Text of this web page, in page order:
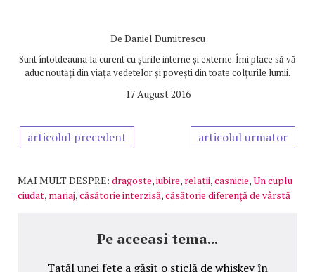
De Daniel Dumitrescu
Sunt întotdeauna la curent cu știrile interne și externe. Îmi place să vă
aduc noutăți din viața vedetelor și povești din toate colțurile lumii.
17 August 2016
articolul precedent articolul urmator
MAI MULT DESPRE: dragoste,iubire, relatii,casnicie,Un cuplu
ciudat, mariaj,căsătorie interzisă,căsătorie diferenţă de vârstă
Pe aceeasi tema...
Tatăl unei fete a găsit o sticlă de whiskey în